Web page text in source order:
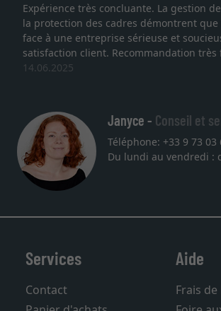
Expérience très concluante. La gestion
la protection des cadres démontrent que
face à une entreprise sérieuse et
satisfaction client. Recommandation très
14.06.2025
Janyce - Conseil et
Téléphone: +33 9 73 03
Du lundi au vendredi :
Services
Contact
Aide
Frais